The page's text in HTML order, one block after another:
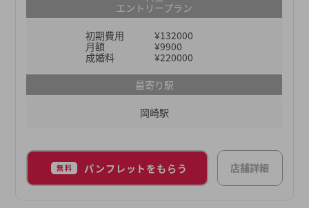
またはなえるは、愛知・岐阜・三重で47のサロンを
展開しています。これは東海3県でも最多なので、
東海地方にお住まいで「地元でお相手を探したい」
と考えている方にとってはこれ以上ない結婚相談所
と言えるでしょう。
エントリープラン
初期費用
¥132000
月額
¥9900
成婚料
¥220000
最寄り駅
岡崎駅
無料 パンフレットをもらう 店舗詳細